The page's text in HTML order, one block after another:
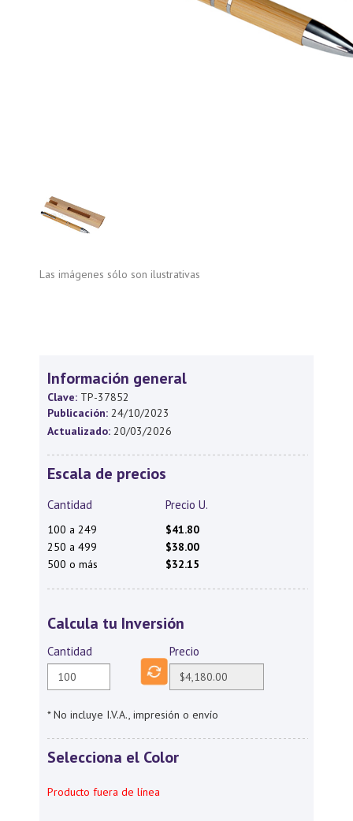
Las imágenes sólo son ilustrativas
Información general
Clave: TP-37852
Publicación: 24/10/2023
Actualizado: 20/03/2026
Escala de precios
Cantidad Precio U.
100 a 249
$41.80
250 a 499
$38.00
500 o más
$32.15
Calcula tu Inversión
Cantidad Precio
* No incluye I.V.A., impresión o envío
Selecciona el Color
Producto fuera de línea